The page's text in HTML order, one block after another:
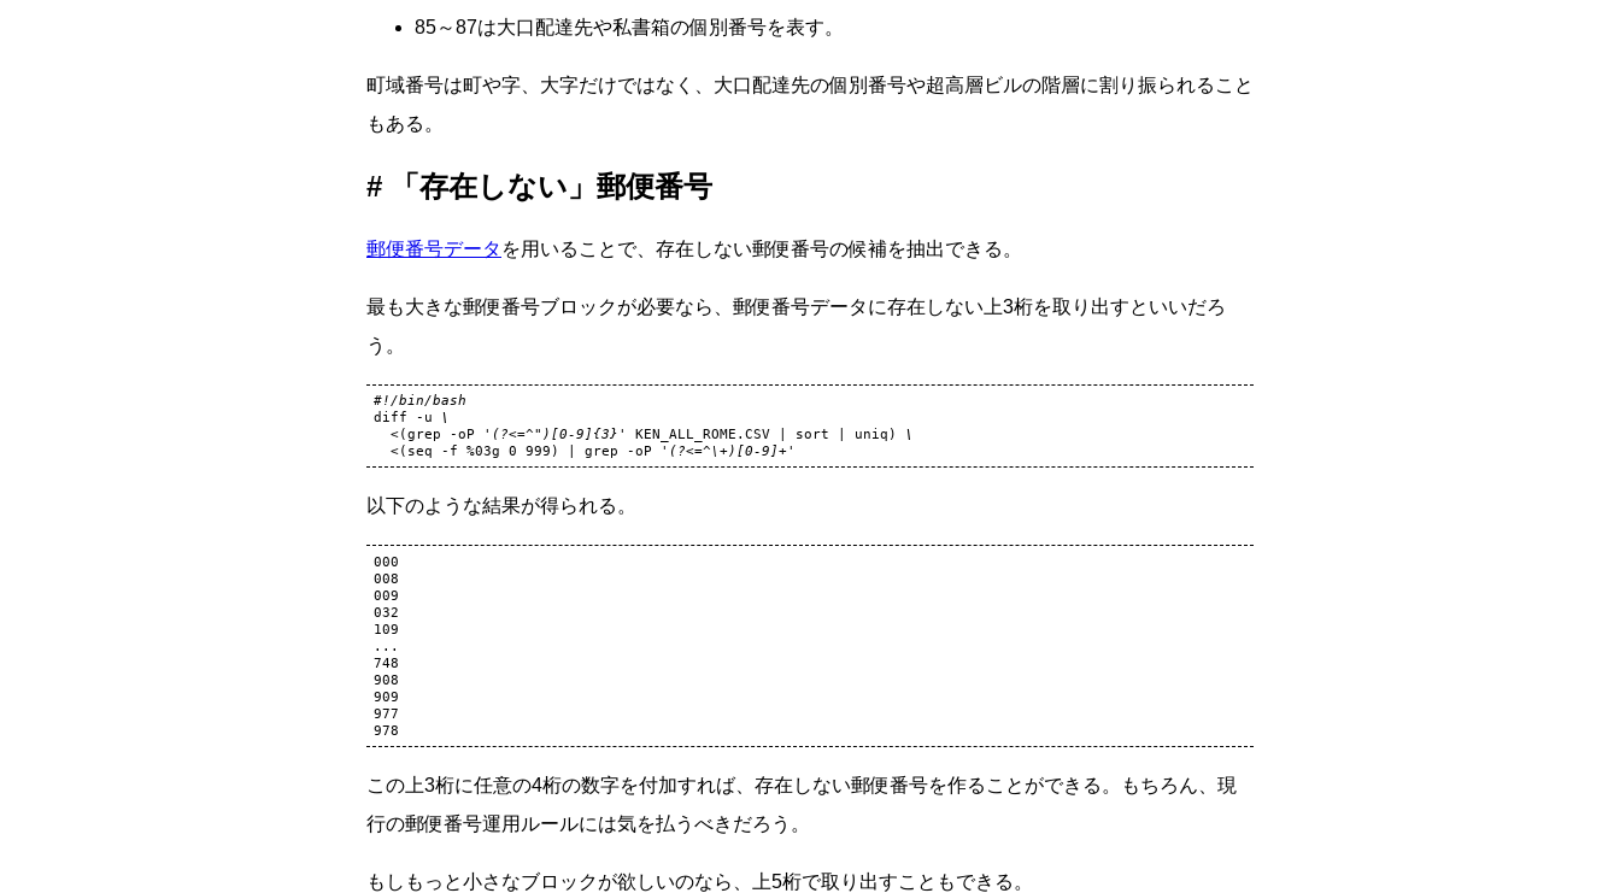
85～87は大口配達先や私書箱の個別番号を表す。
町域番号は町や字、大字だけではなく、大口配達先の個別番号や超高層ビルの階層に割り振られること
もある。
「存在しない」郵便番号
郵便番号データ を用いることで、存在しない郵便番号の候補を抽出できる。
最も大きな郵便番号ブロックが必要なら、郵便番号データに存在しない上3桁を取り出すといいだろ
う。
#!/bin/bash
diff
-u
\
<( grep -oP '(?<=^")[0-9]{3}' KEN_ALL_ROME.CSV sort uniq )
\
<( seq -f %03g 0 999 ) grep -oP '(?<=^\+)[0-9]+'
以下のような結果が得られる。
000
008
009
032
109
...
748
908
909
977
この上3桁に任意の4桁の数字を付加すれば、存在しない郵便番号を作ることができる。もちろん、現
行の郵便番号運用ルールには気を払うべきだろう。
もしもっと小さなブロックが欲しいのなら、上5桁で取り出すこともできる。